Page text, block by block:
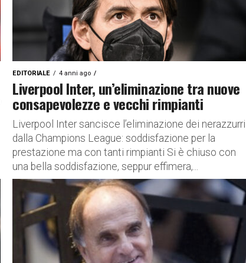
EDITORIALE 4 anni ago
Liverpool Inter, un’eliminazione tra nuove
consapevolezze e vecchi rimpianti
Liverpool Inter sancisce l’eliminazione dei nerazzurri
dalla Champions League: soddisfazione per la
prestazione ma con tanti rimpianti Si è chiuso con
una bella soddisfazione, seppur effimera,...